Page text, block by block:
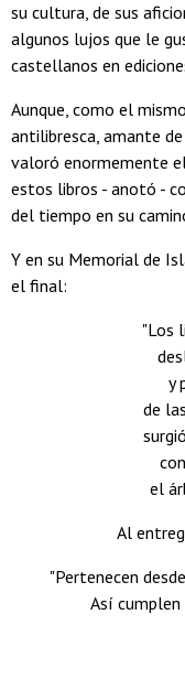
su cultura, de sus
algunos lujos que le
castellanos en
Aunque, como el
antilibresca, amante
valoró enormemente
estos libros - anotó -
del tiempo en su
Y en su Memorial de
el final:
"Los
y
de
el
Al
"Pertenecen
Así cumplen